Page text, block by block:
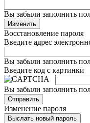
Вы забыли заполнить
Изменить
Восстановление пароля
Введите адрес
Вы забыли заполнить
Введите код с картинки
Вы забыли заполнить
Отправить
Изменение пароля
Выслать новый пароль